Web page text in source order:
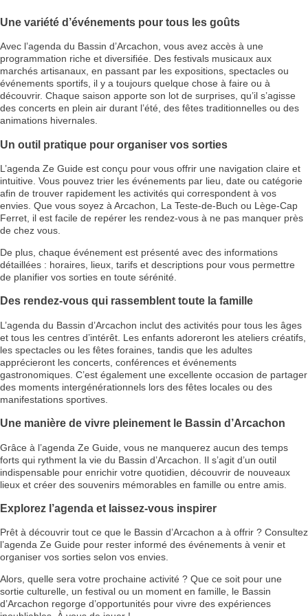
Une variété d’événements pour tous les goûts
Avec l’agenda du Bassin d’Arcachon, vous avez accès à une
programmation riche et diversifiée. Des festivals musicaux aux
marchés artisanaux, en passant par les expositions, spectacles ou
événements sportifs, il y a toujours quelque chose à faire ou à
découvrir. Chaque saison apporte son lot de surprises, qu’il s’agisse
des concerts en plein air durant l’été, des fêtes traditionnelles ou des
animations hivernales.
Un outil pratique pour organiser vos sorties
L’agenda Ze Guide est conçu pour vous offrir une navigation claire et
intuitive. Vous pouvez trier les événements par lieu, date ou catégorie
afin de trouver rapidement les activités qui correspondent à vos
envies. Que vous soyez à Arcachon, La Teste-de-Buch ou Lège-Cap
Ferret, il est facile de repérer les rendez-vous à ne pas manquer près
de chez vous.
De plus, chaque événement est présenté avec des informations
détaillées : horaires, lieux, tarifs et descriptions pour vous permettre
de planifier vos sorties en toute sérénité.
Des rendez-vous qui rassemblent toute la famille
L’agenda du Bassin d’Arcachon inclut des activités pour tous les âges
et tous les centres d’intérêt. Les enfants adoreront les ateliers créatifs,
les spectacles ou les fêtes foraines, tandis que les adultes
apprécieront les concerts, conférences et événements
gastronomiques. C’est également une excellente occasion de partager
des moments intergénérationnels lors des fêtes locales ou des
manifestations sportives.
Une manière de vivre pleinement le Bassin d’Arcachon
Grâce à l’agenda Ze Guide, vous ne manquerez aucun des temps
forts qui rythment la vie du Bassin d’Arcachon. Il s’agit d’un outil
indispensable pour enrichir votre quotidien, découvrir de nouveaux
lieux et créer des souvenirs mémorables en famille ou entre amis.
Explorez l’agenda et laissez-vous inspirer
Prêt à découvrir tout ce que le Bassin d’Arcachon a à offrir ? Consultez
l’agenda Ze Guide pour rester informé des événements à venir et
organiser vos sorties selon vos envies.
Alors, quelle sera votre prochaine activité ? Que ce soit pour une
sortie culturelle, un festival ou un moment en famille, le Bassin
d’Arcachon regorge d’opportunités pour vivre des expériences